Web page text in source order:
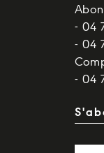
- 04
- 04
- 04